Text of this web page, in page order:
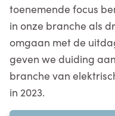
toenemende focus
in onze branche als
omgaan met de
geven we duiding
branche van
in 2023.